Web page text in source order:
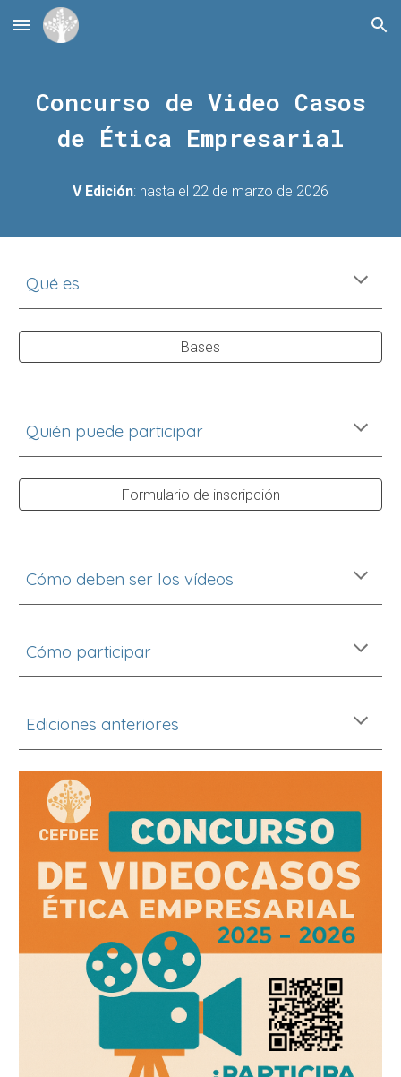
Skip to main content Skip to navigation
Concurso de Video Casos
de Ética Empresarial
V Edición: hasta el 22 de marzo de 2026
Qué es
Bases
Quién puede participar
Formulario de inscripción
Cómo deben ser los vídeos
Cómo participar
Ediciones anteriores